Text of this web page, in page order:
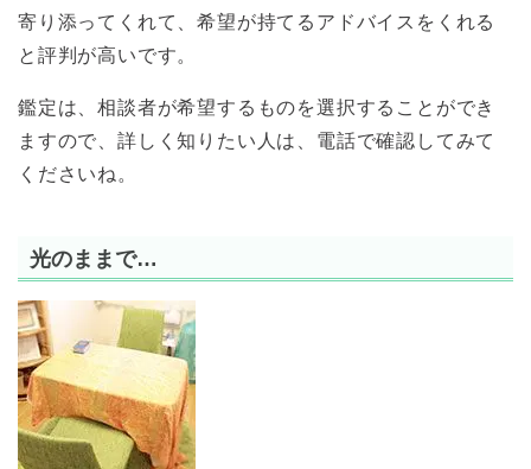
寄り添ってくれて、希望が持てるアドバイスをくれる
と評判が高いです。
鑑定は、相談者が希望するものを選択することができ
ますので、詳しく知りたい人は、電話で確認してみて
くださいね。
光のままで…